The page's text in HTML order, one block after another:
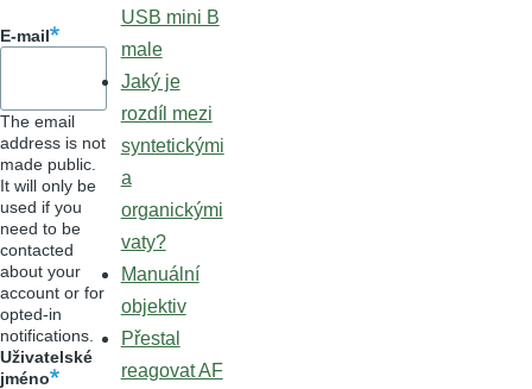
E-mail
The email
address is not
made public.
It will only be
used if you
need to be
contacted
about your
account or for
opted-in
notifications.
Uživatelské
jméno
USB mini B
male
Jaký je
rozdíl mezi
syntetickými
a
organickými
vaty?
Manuální
objektiv
Přestal
reagovat AF